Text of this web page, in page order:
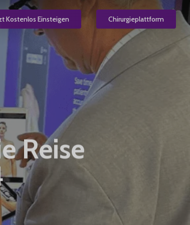
DE
Kostenlos Einsteigen Chirurgieplattform
Reise